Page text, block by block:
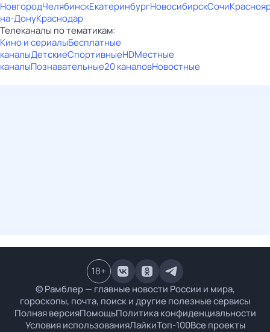
НовгородЧелябинскЕкатеринбургНовосибирскСочи
на-ДонуКраснодар
Телеканалы по тематикам:
Кино и сериалыБесплатные
каналыДетскиеСпортивныеHDМестные
каналыПознавательные20 каналовНовостные
© Рамблер — главные новости России и мира,
гороскопы, почта, поиск и другие полезные сервисы
Полная версияПомощьПолитика конфиденциальности
Условия использованияЛайкиТоп-100Все проекты
18+